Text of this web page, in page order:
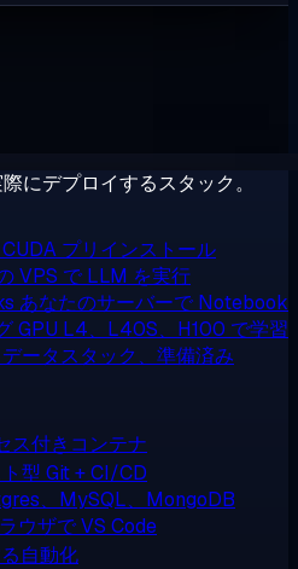
にデプロイするスタック。
プリインストール
VPS で LLM を実行
あなたのサーバーで Notebook
GPU L4、L40S、H100 で学習
ータスタック、準備済み
ス付きコンテナ
型 Git + CI/CD
、MySQL、MongoDB
ウザで VS Code
自動化